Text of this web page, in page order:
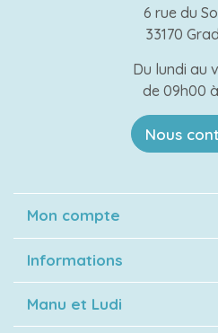
6 rue du
33170
Du lundi au
de 09h00
Nous
Mon compte
Informations
Manu et Ludi